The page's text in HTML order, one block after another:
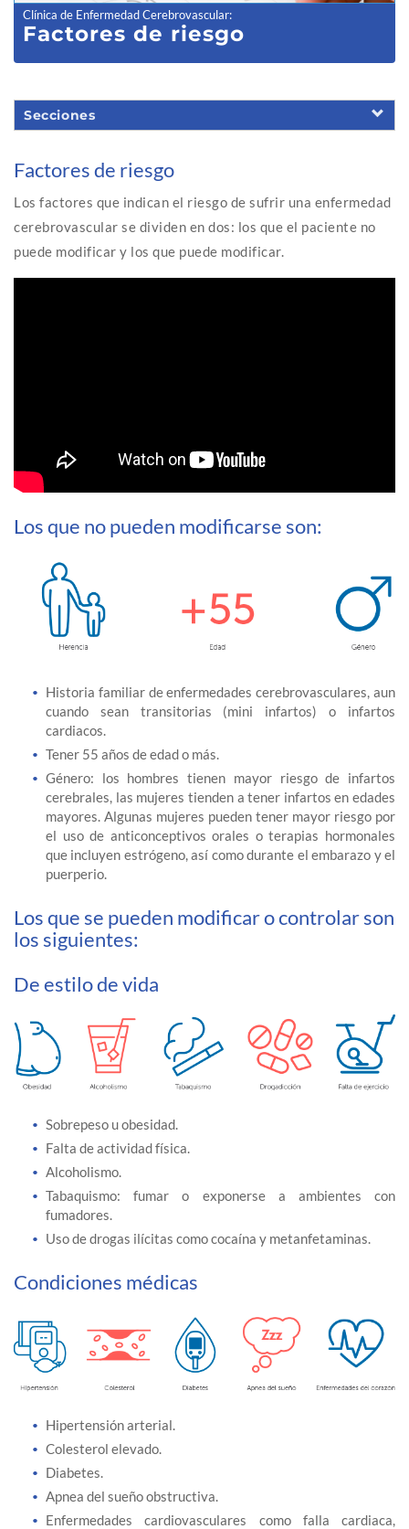
Clínica de Enfermedad Cerebrovascular:
Factores de riesgo
Secciones
Factores de riesgo
Los factores que indican el riesgo de sufrir una enfermedad
cerebrovascular se dividen en dos: los que el paciente no
puede modificar y los que puede modificar.
Los que no pueden modificarse son:
Historia familiar de enfermedades cerebrovasculares, aun
cuando sean transitorias (mini infartos) o infartos
cardiacos.
Tener 55 años de edad o más.
Género: los hombres tienen mayor riesgo de infartos
cerebrales, las mujeres tienden a tener infartos en edades
mayores. Algunas mujeres pueden tener mayor riesgo por
el uso de anticonceptivos orales o terapias hormonales
que incluyen estrógeno, así como durante el embarazo y el
puerperio.
Los que se pueden modificar o controlar son
los siguientes:
De estilo de vida
Sobrepeso u obesidad.
Falta de actividad física.
Alcoholismo.
Tabaquismo: fumar o exponerse a ambientes con
fumadores.
Uso de drogas ilícitas como cocaína y metanfetaminas.
Condiciones médicas
Hipertensión arterial.
Colesterol elevado.
Diabetes.
Apnea del sueño obstructiva.
Enfermedades cardiovasculares como falla cardiaca,